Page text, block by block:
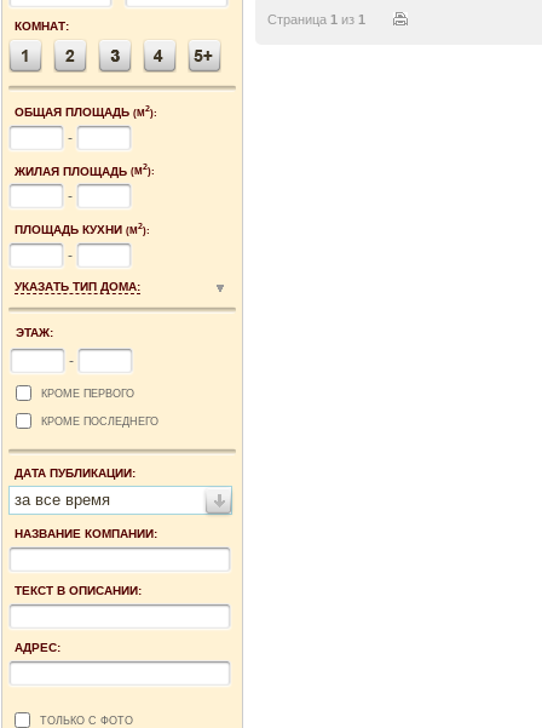
КОМНАТ:
ОБЩАЯ ПЛОЩАДЬ (М2):
-
ЖИЛАЯ ПЛОЩАДЬ (М2):
-
ПЛОЩАДЬ КУХНИ (М2):
-
УКАЗАТЬ ТИП ДОМА:
ЭТАЖ:
-
КРОМЕ ПЕРВОГО
КРОМЕ ПОСЛЕДНЕГО
ДАТА ПУБЛИКАЦИИ:
за все время
НАЗВАНИЕ КОМПАНИИ:
ТЕКСТ В ОПИСАНИИ:
АДРЕС:
ТОЛЬКО С ФОТО
Страница 1 из 1